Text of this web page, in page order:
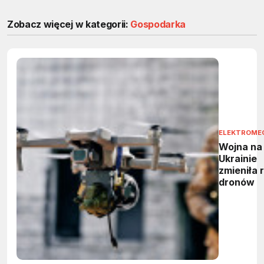
Zobacz więcej w kategorii: Gospodarka
Wojna na
Ukrainie
zmieniła
dronów